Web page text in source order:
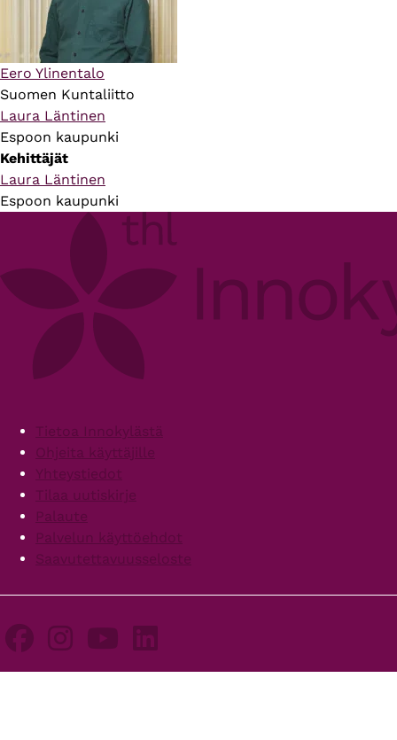
Eero Ylinentalo
Suomen Kuntaliitto
Laura Läntinen
Espoon kaupunki
Kehittäjät
Laura Läntinen
Espoon kaupunki
FooterTietoa Innokylästä
Ohjeita käyttäjille
Yhteystiedot
Tilaa uutiskirje
Palaute
Palvelun käyttöehdot
Saavutettavuusseloste